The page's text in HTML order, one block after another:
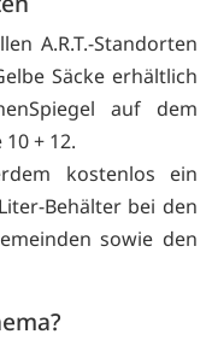
A.R.T.-Standorten
Säcke erhältlich
auf dem
+ 12.
kostenlos ein
Behälter bei den
sowie den